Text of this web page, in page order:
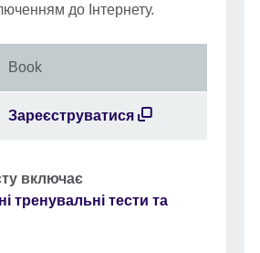
до Інтернету.
Book
Зареєструватися
включає
тренувальні тести та